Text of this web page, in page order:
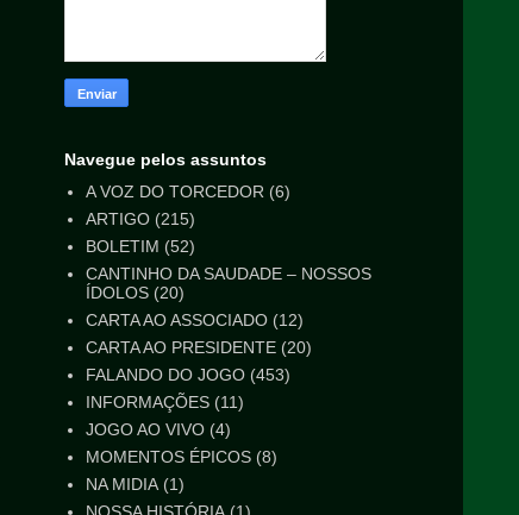
Navegue pelos assuntos
A VOZ DO TORCEDOR (6)
ARTIGO (215)
BOLETIM (52)
CANTINHO DA SAUDADE – NOSSOS
ÍDOLOS (20)
CARTA AO ASSOCIADO (12)
CARTA AO PRESIDENTE (20)
FALANDO DO JOGO (453)
INFORMAÇÕES (11)
JOGO AO VIVO (4)
MOMENTOS ÉPICOS (8)
NA MIDIA (1)
NOSSA HISTÓRIA (1)